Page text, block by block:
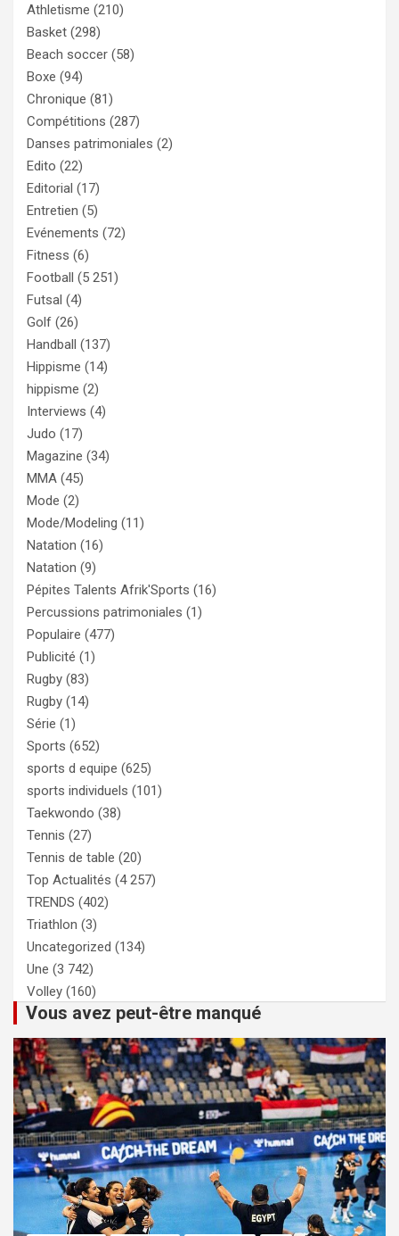
Athletisme (210)
Basket (298)
Beach soccer (58)
Boxe (94)
Chronique (81)
Compétitions (287)
Danses patrimoniales (2)
Edito (22)
Editorial (17)
Entretien (5)
Evénements (72)
Fitness (6)
Football (5 251)
Futsal (4)
Golf (26)
Handball (137)
Hippisme (14)
hippisme (2)
Interviews (4)
Judo (17)
Magazine (34)
MMA (45)
Mode (2)
Mode/Modeling (11)
Natation (16)
Natation (9)
Pépites Talents Afrik'Sports (16)
Percussions patrimoniales (1)
Populaire (477)
Publicité (1)
Rugby (83)
Rugby (14)
Série (1)
Sports (652)
sports d equipe (625)
sports individuels (101)
Taekwondo (38)
Tennis (27)
Tennis de table (20)
Top Actualités (4 257)
TRENDS (402)
Triathlon (3)
Uncategorized (134)
Une (3 742)
Volley (160)
Vous avez peut-être manqué